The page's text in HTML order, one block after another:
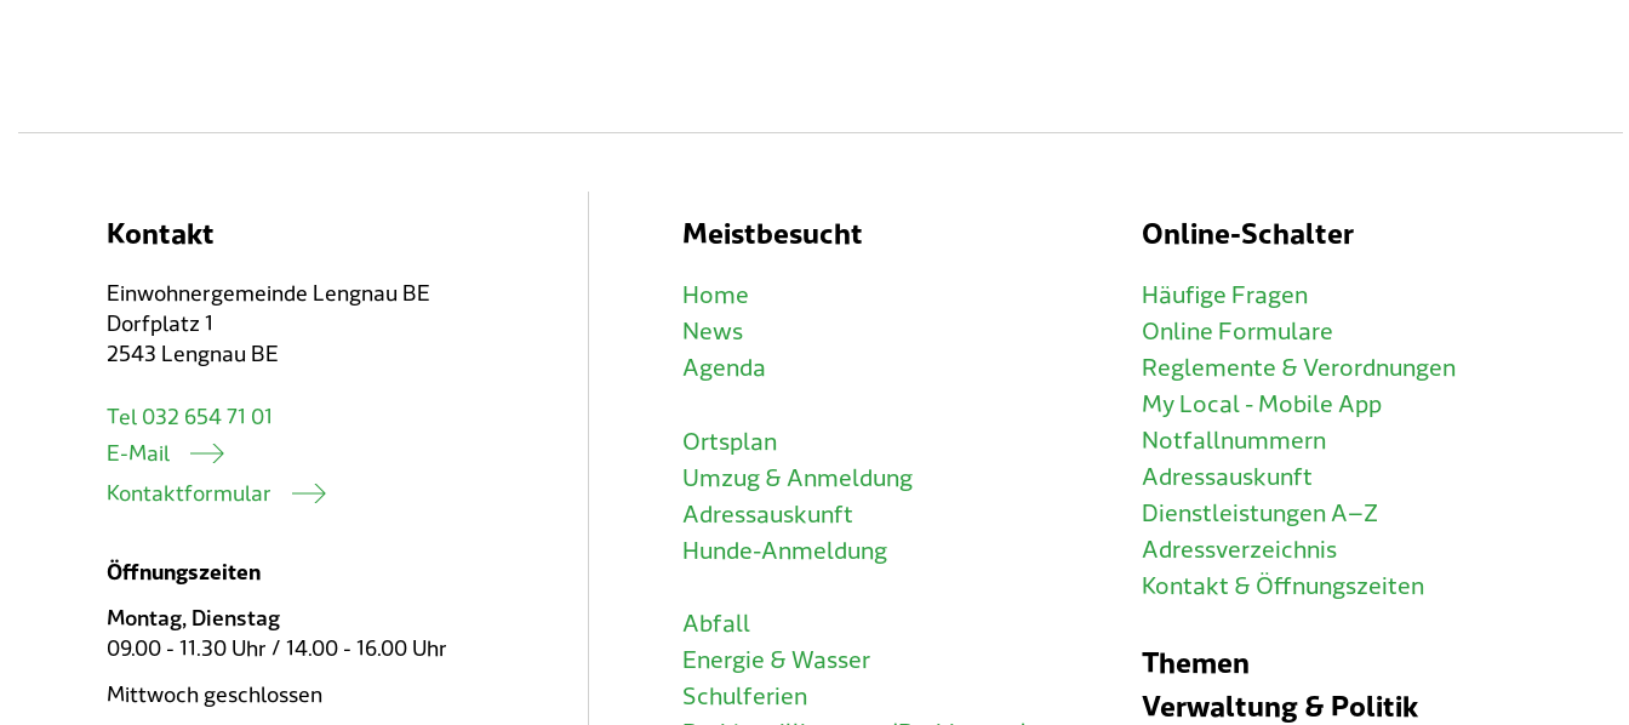
Kontakt
Einwohnergemeinde Lengnau BE
Dorfplatz 1
2543 Lengnau BE
Tel 032 654 71 01
E-Mail
Kontaktformular
Öffnungszeiten
Montag, Dienstag
09.00 - 11.30 Uhr / 14.00 - 16.00 Uhr
Mittwoch geschlossen
Meistbesucht
Home
News
Agenda
Ortsplan
Umzug & Anmeldung
Adressauskunft
Hunde-Anmeldung
Abfall
Energie & Wasser
Schulferien
Online-Schalter
Häufige Fragen
Online Formulare
Reglemente & Verordnungen
My Local - Mobile App
Notfallnummern
Adressauskunft
Dienstleistungen A–Z
Adressverzeichnis
Kontakt & Öffnungszeiten
Themen
Verwaltung & Politik